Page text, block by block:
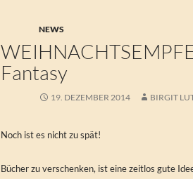
NEWS
Fantasy
19. DEZEMBER 2014 BIRGIT
Noch ist es nicht zu spät!
Bücher zu verschenken, ist eine zeitlos gute